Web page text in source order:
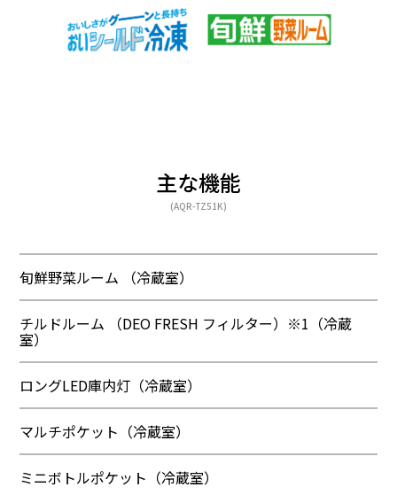
主な機能
(AQR-TZ51K)
旬鮮野菜ルーム （冷蔵室）
チルドルーム （DEO FRESH フィルター）※1（冷蔵
室）
ロングLED庫内灯（冷蔵室）
マルチポケット（冷蔵室）
ミニボトルポケット（冷蔵室）